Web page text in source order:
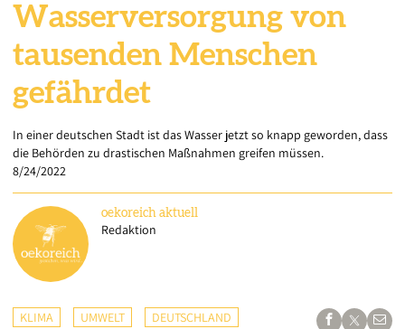
Wasserversorgung von
tausenden Menschen
gefährdet
In einer deutschen Stadt ist das Wasser jetzt so knapp geworden, dass
die Behörden zu drastischen Maßnahmen greifen müssen.
8/24/2022
oekoreich aktuell
Redaktion
KLIMA UMWELT DEUTSCHLAND